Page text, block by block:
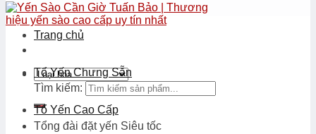
Tìm kiếm:
Tổng đài đặt yến Siêu tốc
Trang chủ
Tổ Yến Chưng Sẵn
Tổ Yến Cao Cấp